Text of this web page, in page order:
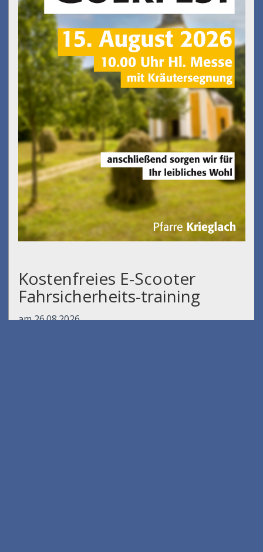
Kostenfreies E-Scooter
Fahrsicherheits-training
am 26.08.2026